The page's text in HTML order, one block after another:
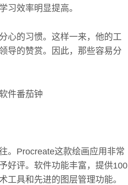
习效率明显提高。
心的习惯。这样一来，他的工
导的赞赏。因此，那些容易分
。Procreate这款绘画应用非常
好评。软件功能丰富，提供100
工具和先进的图层管理功能。